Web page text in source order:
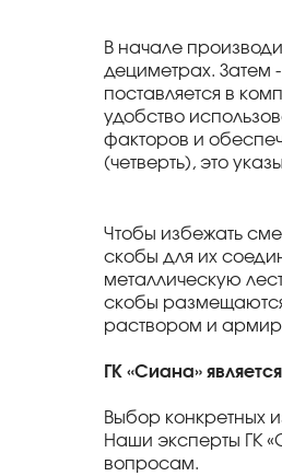
В начале
дециметрах. Затем
поставляется в
удобство
факторов и
(четверть), это
Чтобы избежать
скобы для их
металлическую
скобы
раствором и
ГК «Сиана»
Выбор конкретных
Наши эксперты ГК
вопросам.